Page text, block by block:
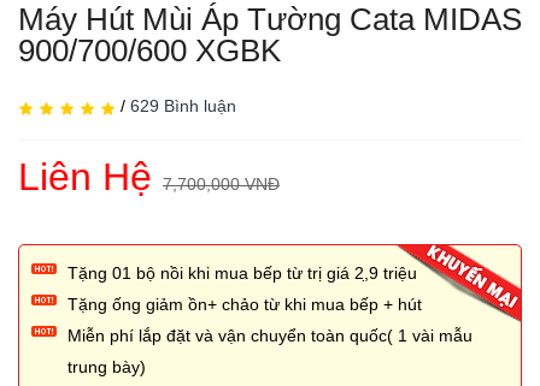
Máy Hút Mùi Áp Tường Cata MIDAS
900/700/600 XGBK
/ 629 Bình luận
Liên Hệ 7,700,000 VNĐ
Tặng 01 bộ nồi khi mua bếp từ trị giá 2,̣9 triệu
Tặng ống giảm ồn+ chảo từ khi mua bếp + hút
Miễn phí lắp đặt và vận chuyển toàn quốc( 1 vài mẫu
trung bày)